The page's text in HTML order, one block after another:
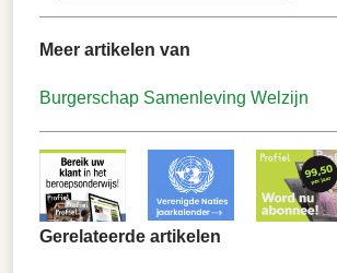
Meer artikelen van
Burgerschap Samenleving Welzijn
Gerelateerde artikelen